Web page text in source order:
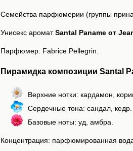
Семейства парфюмерии (группы
Унисекс ароматSantal Paname от
Парфюмер: Fabrice Pellegrin.
Пирамидка композиции Santal
Верхние нотки: кардамон,
Сердечные тона: сандал, кедр.
Базовые ноты: уд, амбра.
Концентрация: парфюмированная